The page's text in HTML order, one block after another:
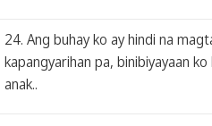
24. Ang buhay ko ay hindi na
kapangyarihan pa, binibiyayaan
anak..